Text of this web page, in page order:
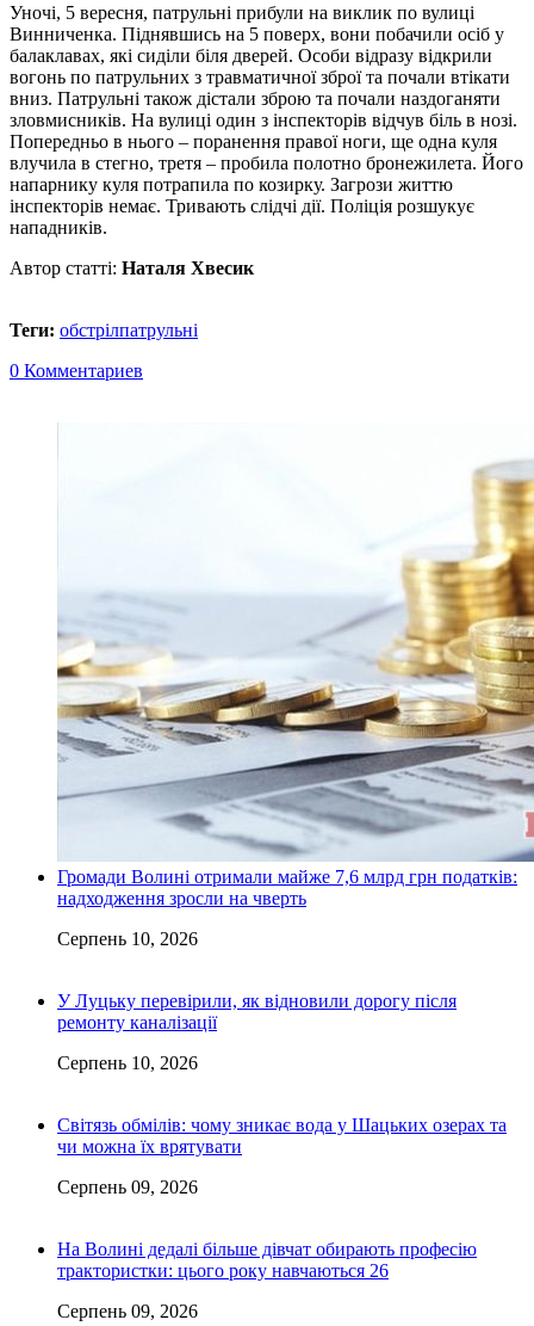
Уночі, 5 вересня, патрульні прибули на виклик по вулиці
Винниченка. Піднявшись на 5 поверх, вони побачили осіб у
балаклавах, які сиділи біля дверей. Особи відразу відкрили
вогонь по патрульних з травматичної зброї та почали втікати
вниз. Патрульні також дістали зброю та почали наздоганяти
зловмисників. На вулиці один з інспекторів відчув біль в нозі.
Попередньо в нього – поранення правої ноги, ще одна куля
влучила в стегно, третя – пробила полотно бронежилета. Його
напарнику куля потрапила по козирку. Загрози життю
інспекторів немає. Тривають слідчі дії. Поліція розшукує
нападників.
Автор статті: Наталя Хвесик
Теги: обстрілпатрульні
0 Комментариев
Громади Волині отримали майже 7,6 млрд грн податків:
надходження зросли на чверть
Серпень 10, 2026
У Луцьку перевірили, як відновили дорогу після
ремонту каналізації
Серпень 10, 2026
Світязь обмілів: чому зникає вода у Шацьких озерах та
чи можна їх врятувати
Серпень 09, 2026
На Волині дедалі більше дівчат обирають професію
трактористки: цього року навчаються 26
Серпень 09, 2026